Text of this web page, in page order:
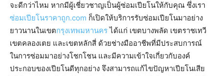
จะดีกว่าไหม หากมีผู้เชี่ยวชาญเป็นผู้ซ่อมเปียโนให้กับคุณ ซึ่งเรา
ซ่อมเปียโนราคาถูก.com ก็เปิดให้บริการรับซ่อมเปียโนมาอย่าง
ยาวนานในเขตกรุงเทพมหานครได้แก่ เขตบางพลัด เขตราชเทวี
เขตคลองเตย และเขตหลักสี่ ด้วยช่างมืออาชีพที่มีประสบการณ์
ในการซ่อมมาอย่างโชกโชน และมีความเข้าใจเกี่ยวกับองค์
ประกอบของเปียโนดีทุกอย่าง จึงสามารถแก้ไขปัญหาเปียโนเสีย